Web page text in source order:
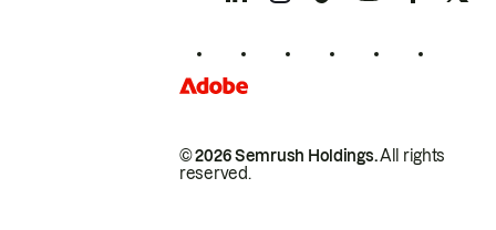
© 2026 Semrush Holdings.All rights
reserved.